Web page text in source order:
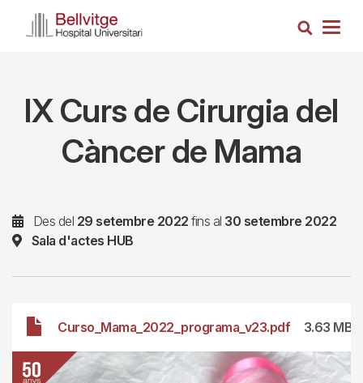
Cerca
IX Curs de Cirurgia del
Càncer de Mama
Des del 29 setembre 2022 fins al 30 setembre 2022
Sala d'actes HUB
Curso_Mama_2022_programa_v23.pdf
3.63 MB